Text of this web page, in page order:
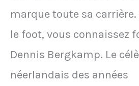
marque toute sa
le foot, vous connaissez
Dennis Bergkamp. Le
néerlandais des années